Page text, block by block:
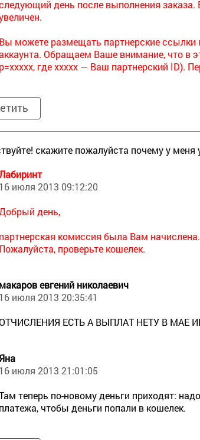
день после выполнения заказа.
Вы можете размещать партнерские ссылки
Обращаем Ваше внимание, что в
p=xxxxx, где xxxxx — Ваш партнерский ID).
скажите пожалуйста почему у
16 июля 2013 09:12:20
день,
партнерская комиссия была Вам начислена.
Пожалуйста, проверьте кошелек.
макаров евгений николаевич
16 июля 2013 20:35:41
ЕСТЬ А ВЫПЛАТ НЕТУ В
Яна
16 июля 2013 21:01:05
теперь по-новому деньги приходят:
платежа, чтобы деньги попали в кошелек.